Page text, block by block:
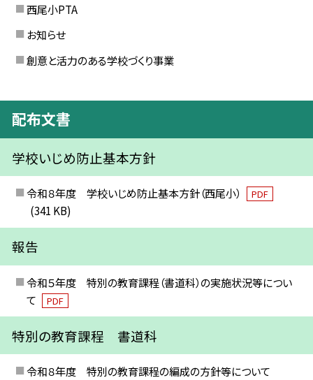
西尾小PTA
お知らせ
創意と活力のある学校づくり事業
配布文書
学校いじめ防止基本方針
令和８年度 学校いじめ防止基本方針（西尾小） PDF
(341 KB)
報告
令和５年度 特別の教育課程（書道科）の実施状況等につい
て
PDF
特別の教育課程 書道科
令和８年度 特別の教育課程の編成の方針等について